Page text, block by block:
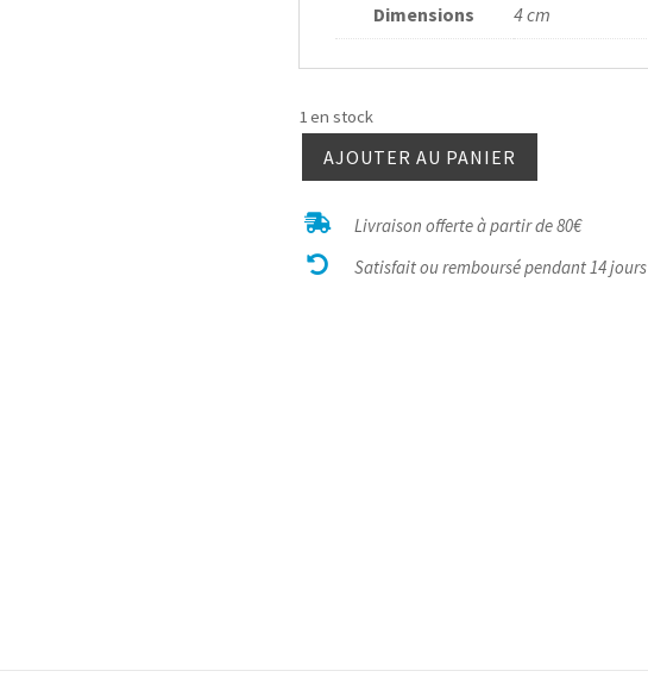
Dimensions 4 cm
1 en stock
quantité
Apatite
bleue
AJOUTER AU PANIER
 Livraison offerte à partir de 80€
 Satisfait ou remboursé pendant 14 jours